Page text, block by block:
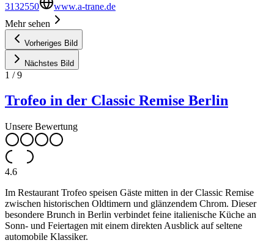
3132550
www.a-trane.de
Mehr sehen
Vorheriges Bild
Nächstes Bild
1 /9
Trofeo in der Classic Remise Berlin
Unsere Bewertung
4.6
Im Restaurant Trofeo speisen Gäste mitten in der Classic Remise
zwischen historischen Oldtimern und glänzendem Chrom. Dieser
besondere Brunch in Berlin verbindet feine italienische Küche an
Sonn- und Feiertagen mit einem direkten Ausblick auf seltene
automobile Klassiker.